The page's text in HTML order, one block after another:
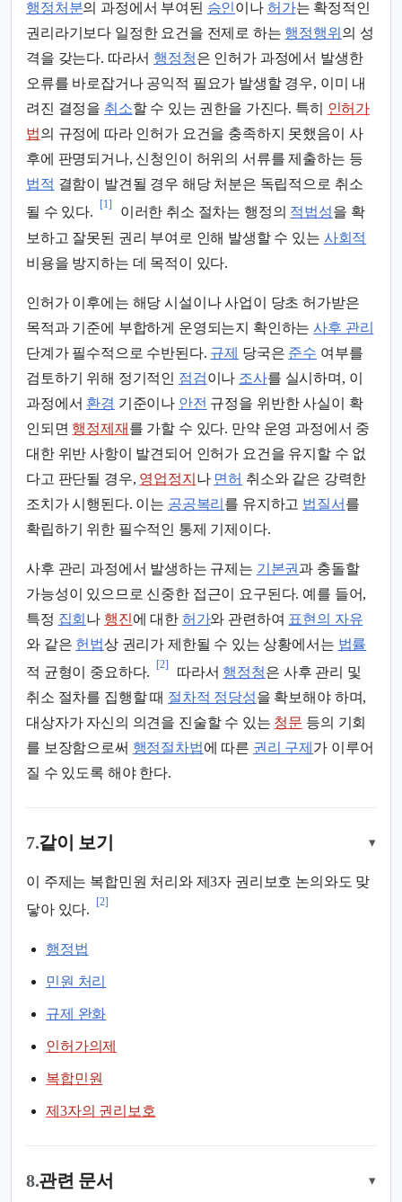
행정처분의 과정에서 부여된 승인이나 허가는 확정적인
권리라기보다 일정한 요건을 전제로 하는 행정행위 의 성
격을 갖는다. 따라서 행정청은 인허가 과정에서 발생한
오류를 바로잡거나 공익적 필요가 발생할 경우, 이미 내
려진 결정을 취소할 수 있는 권한을 가진다. 특히 인허가
법의 규정에 따라 인허가 요건을 충족하지 못했음이 사
후에 판명되거나, 신청인이 허위의 서류를 제출하는 등
법적 결함이 발견될 경우 해당 처분은 독립적으로 취소
될 수 있다.
[1]
이러한 취소 절차는 행정의 적법성을 확
보하고 잘못된 권리 부여로 인해 발생할 수 있는 사회적
비용을 방지하는 데 목적이 있다.
인허가 이후에는 해당 시설이나 사업이 당초 허가받은
목적과 기준에 부합하게 운영되는지 확인하는사후 관리
단계가 필수적으로 수반된다. 규제 당국은 준수 여부를
검토하기 위해 정기적인 점검이나 조사를 실시하며, 이
과정에서 환경 기준이나 안전 규정을 위반한 사실이 확
인되면 행정제재 를 가할 수 있다. 만약 운영 과정에서 중
대한 위반 사항이 발견되어 인허가 요건을 유지할 수 없
다고 판단될 경우, 영업정지 나 면허 취소와 같은 강력한
조치가 시행된다. 이는 공공복리 를 유지하고 법질서 를
확립하기 위한 필수적인 통제 기제이다.
사후 관리 과정에서 발생하는 규제는 기본권 과 충돌할
가능성이 있으므로 신중한 접근이 요구된다. 예를 들어,
특정 집회 나 행진에 대한 허가와 관련하여 표현의 자유
와 같은 헌법상 권리가 제한될 수 있는 상황에서는 법률
적 균형이 중요하다.
[2]
따라서 행정청은 사후 관리 및
취소 절차를 집행할 때 절차적 정당성을 확보해야 하며,
대상자가 자신의 의견을 진술할 수 있는 청문 등의 기회
를 보장함으로써 행정절차법에 따른 권리 구제 가 이루어
질 수 있도록 해야 한다.
7.같이 보기 ▾
이 주제는 복합민원 처리와 제3자 권리보호 논의와도 맞
닿아 있다.
[2]
행정법
민원 처리
규제 완화
인허가의제
복합민원
제3자의 권리보호
8.관련 문서 ▾